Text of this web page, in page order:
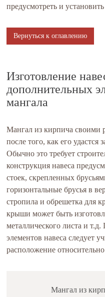
предусмотреть и
Вернуться к оглавлению
Изготовление
дополнительных
мангала
Мангал из кирпича своими
после того, как его удастся
Обычно это требует
конструкция навеса
стоек, скрепленных
горизонтальные брусья в
стропила и обрешетка для
крыши может быть
металлического листа и
элементов навеса следует
расположение
Мангал из